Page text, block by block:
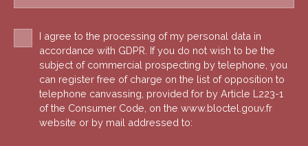
I agree to the processing of my personal data in
accordance with GDPR. If you do not wish to be the
subject of commercial prospecting by telephone, you
can register free of charge on the list of opposition to
telephone canvassing, provided for by Article L223-1
of the Consumer Code, on the www.bloctel.gouv.fr
website or by mail addressed to: